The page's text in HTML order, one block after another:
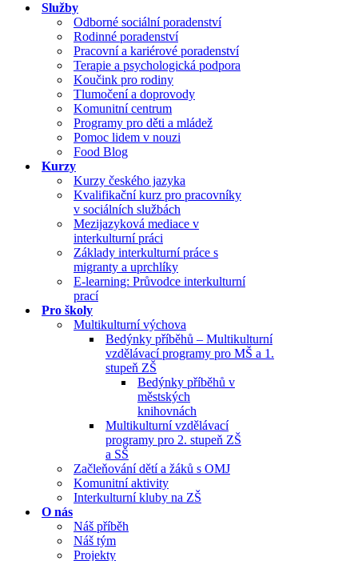
Služby
Odborné sociální poradenství
Rodinné poradenství
Pracovní a kariérové poradenství
Terapie a psychologická podpora
Koučink pro rodiny
Tlumočení a doprovody
Komunitní centrum
Programy pro děti a mládež
Pomoc lidem v nouzi
Food Blog
Kurzy
Kurzy českého jazyka
Kvalifikační kurz pro pracovníky
v sociálních službách
Mezijazyková mediace v
interkulturní práci
Základy interkulturní práce s
migranty a uprchlíky
E-learning: Průvodce interkulturní
prací
Pro školy
Multikulturní výchova
Bedýnky příběhů – Multikulturní
vzdělávací programy pro MŠ a 1.
stupeň ZŠ
Bedýnky příběhů v
městských
knihovnách
Multikulturní vzdělávací
programy pro 2. stupeň ZŠ
a SŠ
Začleňování dětí a žáků s OMJ
Komunitní aktivity
Interkulturní kluby na ZŠ
O nás
Náš příběh
Náš tým
Projekty